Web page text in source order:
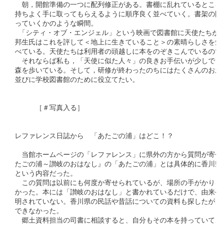
朝，開館準備の一つに配列修正がある。書棚に乱れているとこ
持ちよく手に取ってもらえるように順序良く並べていく。書架の
っていくかのような瞬間。
「シティ・オブ・エンジェル」という映画で図書館に天使たち
邦生氏はこれを評して＜地上に生きていること＞の素晴らしさを
べている。天使たちは利用者の頭越しに本をのぞきこんでいるの
それならば私も，「天使に似た人々」の良きお手伝いが少しで
森を歩いている。そして，研修が終わったのちにはたくさんのお
並びに学校図書館のために役立てたい。
［＃写真入る］
レファレンス日誌から　「あたごの浦」はどこ！？
当館ホームページの「レファレンス」に県外の方から質問が寄
たごの浦～讃岐のおはなし』の「あたごの浦」とは具体的に香川
という内容だった。
この質問は以前にも何度か寄せられているが、場所の手がかり
かった。本には「讃岐のおはなし」と書かれているだけで、由来
明されていない。香川県の民話や昔話についての資料も探したが
できなかった。
郷土資料担当の司書に相談すると、自分もその本を持っていて